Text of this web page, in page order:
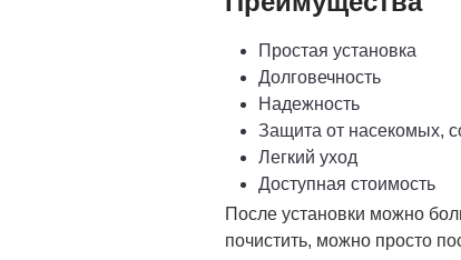
Простая установка
Долговечность
Надежность
Защита от насекомых,
Легкий уход
Доступная стоимость
После установки можно
почистить, можно просто